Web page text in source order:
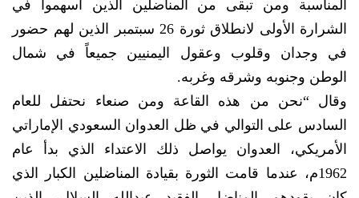
المناسبة ومن تبقى من المناضلين الذين أسهموا في
الشرارة الأولى لانطلاق ثورة 26 سبتمبر الذين لهم حضور
في وجدان وقلوب وعقول اليمنيين جميعاً في شمال
الوطن وجنوبه وشرقه وغربه.
وقال “نحن من هذه القاعة ومن صنعاء نحتفل للعام
السادس على التوالي في ظل العدوان السعودي الإماراتي
الأمريكي، العدوان يواصل ذلك الاعتداء الذي بدأ عام
1962م، عندما قامت الثورة بقيادة المناضلين الكبار الذي